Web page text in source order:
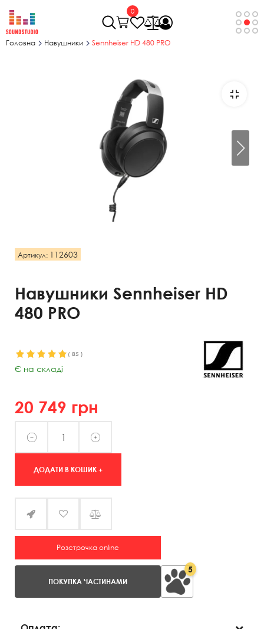
0
Головна Навушники Sennheiser HD 480 PRO
Артикул: 112603
Навушники Sennheiser HD
480 PRO
( 85 )
Є на складі
20 749 грн
ДОДАТИ В КОШИК +
Розстрочка online
ПОКУПКА ЧАСТИНАМИ
5